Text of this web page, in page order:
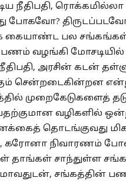
நீதிபதி,
திருடப்படவோ
பல சங்கங்கள்,
பணம் வழங்கி
நீதிபதி, அரசின் கடன்
சென்றடைகின்றன
முறைகேடுகளைத்
வழிகளில்
தொடங்குவது
கரோனா நிவாரணம்
தாங்கள் சாந்துள்ள
சங்கத்தின்